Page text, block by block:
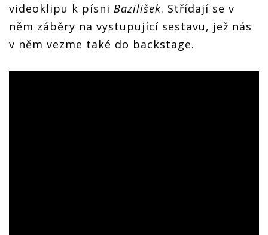
videoklipu k písni Bazilišek. Střídají se v
něm záběry na vystupující sestavu, jež nás
v něm vezme také do backstage.